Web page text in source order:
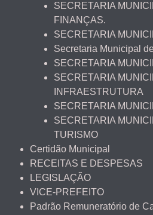
SECRETARIA
FINANÇAS.
SECRETARIA
Secretaria Municipal
SECRETARIA
SECRETARIA
INFRAESTRUTURA
SECRETARIA
SECRETARIA
TURISMO
Certidão Municipal
RECEITAS E DESPESAS
LEGISLAÇÃO
VICE-PREFEITO
Padrão Remuneratório de